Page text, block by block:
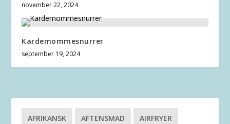
november 22, 2024
Kardemommesnurrer
september 19, 2024
AFRIKANSK AFTENSMAD AIRFRYER